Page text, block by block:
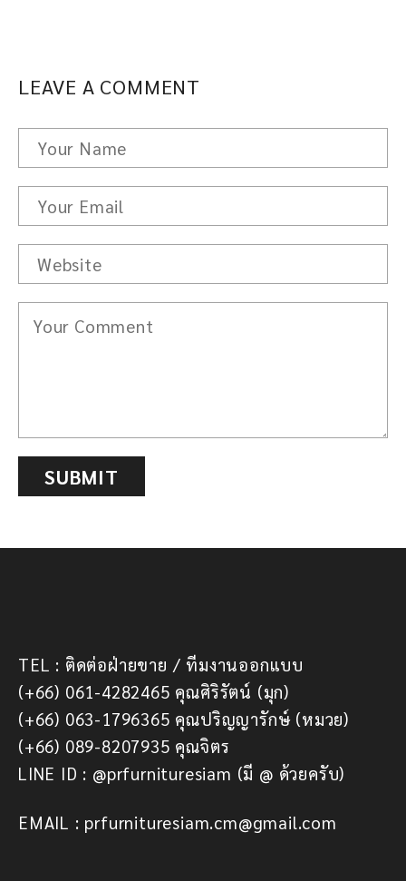
LEAVE A COMMENT
SUBMIT
TEL : ติดต่อฝ่ายขาย / ทีมงานออกแบบ
(+66) 061-4282465 คุณศิริรัตน์ (มุก)
(+66) 063-1796365 คุณปริญญารักษ์ (หมวย)
(+66) 089-8207935 คุณจิตร
LINE ID : @prfurnituresiam (มี @ ด้วยครับ)
EMAIL : prfurnituresiam.cm@gmail.com